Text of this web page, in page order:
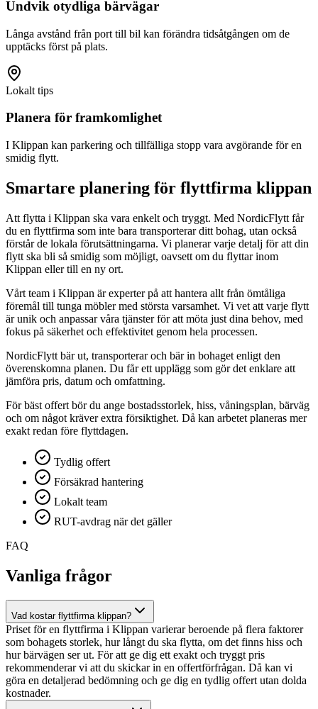
Undvik otydliga bärvägar
Långa avstånd från port till bil kan förändra tidsåtgången om de
upptäcks först på plats.
Lokalt tips
Planera för framkomlighet
I Klippan kan parkering och tillfälliga stopp vara avgörande för en
smidig flytt.
Smartare planering för flyttfirma klippan
Att flytta i Klippan ska vara enkelt och tryggt. Med NordicFlytt får
du en flyttfirma som inte bara transporterar ditt bohag, utan också
förstår de lokala förutsättningarna. Vi planerar varje detalj för att din
flytt ska bli så smidig som möjligt, oavsett om du flyttar inom
Klippan eller till en ny ort.
Vårt team i Klippan är experter på att hantera allt från ömtåliga
föremål till tunga möbler med största varsamhet. Vi vet att varje flytt
är unik och anpassar våra tjänster för att möta just dina behov, med
fokus på säkerhet och effektivitet genom hela processen.
NordicFlytt bär ut, transporterar och bär in bohaget enligt den
överenskomna planen. Du får ett upplägg som gör det enklare att
jämföra pris, datum och omfattning.
För bäst offert bör du ange bostadsstorlek, hiss, våningsplan, bärväg
och om något kräver extra försiktighet. Då kan arbetet planeras mer
exakt redan före flyttdagen.
Tydlig offert
Försäkrad hantering
Lokalt team
RUT-avdrag när det gäller
FAQ
Vanliga frågor
Vad kostar flyttfirma klippan?
Priset för en flyttfirma i Klippan varierar beroende på flera faktorer
som bohagets storlek, hur långt du ska flytta, om det finns hiss och
hur bärvägen ser ut. För att ge dig ett exakt och tryggt pris
rekommenderar vi att du skickar in en offertförfrågan. Då kan vi
göra en detaljerad bedömning och ge dig en tydlig offert utan dolda
kostnader.